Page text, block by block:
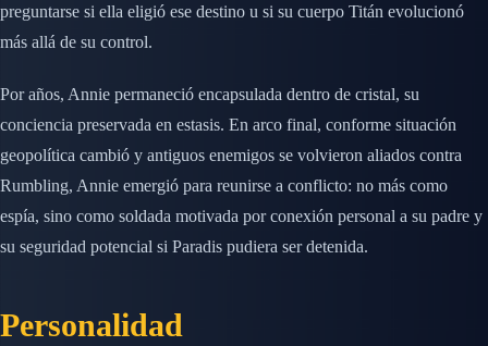
preguntarse si ella eligió ese destino u si su cuerpo Titán evolucionó
más allá de su control.
Por años, Annie permaneció encapsulada dentro de cristal, su
conciencia preservada en estasis. En arco final, conforme situación
geopolítica cambió y antiguos enemigos se volvieron aliados contra
Rumbling, Annie emergió para reunirse a conflicto: no más como
espía, sino como soldada motivada por conexión personal a su padre y
su seguridad potencial si Paradis pudiera ser detenida.
Personalidad